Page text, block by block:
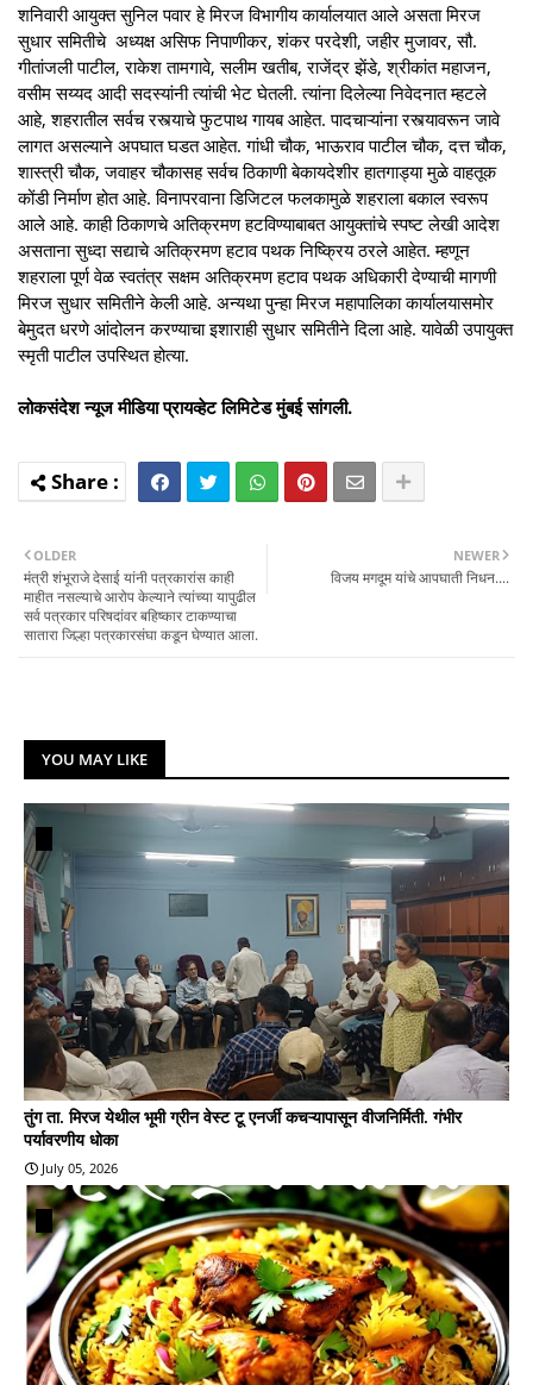
शनिवारी आयुक्त सुनिल पवार हे मिरज विभागीय कार्यालयात आले असता मिरज
सुधार समितीचे अध्यक्ष असिफ निपाणीकर, शंकर परदेशी, जहीर मुजावर, सौ.
गीतांजली पाटील, राकेश तामगावे, सलीम खतीब, राजेंद्र झेंडे, श्रीकांत महाजन,
वसीम सय्यद आदी सदस्यांनी त्यांची भेट घेतली. त्यांना दिलेल्या निवेदनात म्हटले
आहे, शहरातील सर्वच रस्त्याचे फुटपाथ गायब आहेत. पादचाऱ्यांना रस्त्यावरून जावे
लागत असल्याने अपघात घडत आहेत. गांधी चौक, भाऊराव पाटील चौक, दत्त चौक,
शास्त्री चौक, जवाहर चौकासह सर्वच ठिकाणी बेकायदेशीर हातगाड्या मुळे वाहतूक
कोंडी निर्माण होत आहे. विनापरवाना डिजिटल फलकामुळे शहराला बकाल स्वरूप
आले आहे. काही ठिकाणचे अतिक्रमण हटविण्याबाबत आयुक्तांचे स्पष्ट लेखी आदेश
असताना सुध्दा सद्याचे अतिक्रमण हटाव पथक निष्क्रिय ठरले आहेत. म्हणून
शहराला पूर्ण वेळ स्वतंत्र सक्षम अतिक्रमण हटाव पथक अधिकारी देण्याची मागणी
मिरज सुधार समितीने केली आहे. अन्यथा पुन्हा मिरज महापालिका कार्यालयासमोर
बेमुदत धरणे आंदोलन करण्याचा इशाराही सुधार समितीने दिला आहे. यावेळी उपायुक्त
स्मृती पाटील उपस्थित होत्या.
लोकसंदेश न्यूज मीडिया प्रायव्हेट लिमिटेड मुंबई सांगली.
NEWER
विजय मगदूम यांचे आपघाती निधन....
OLDER
मंत्री शंभूराजे देसाई यांनी पत्रकारांस काही
माहीत नसल्याचे आरोप केल्याने त्यांच्या यापुढील
सर्व पत्रकार परिषदांवर बहिष्कार टाकण्याचा
सातारा जिल्हा पत्रकारसंघा कडून घेण्यात आला.
YOU MAY LIKE
तुंग ता. मिरज येथील भूमी ग्रीन वेस्ट टू एनर्जी कचऱ्यापासून वीजनिर्मिती. गंभीर
पर्यावरणीय धोका
July 05, 2026